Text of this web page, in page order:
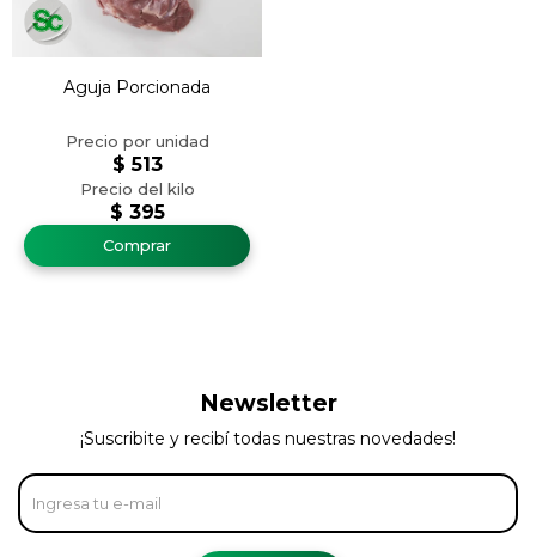
Aguja Porcionada
$ 395
$ 513
Newsletter
¡Suscribite y recibí todas nuestras novedades!